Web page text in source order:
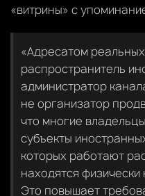
«витрины» с
«Адресатом
распространитель
администратор
не организатор
что многие
субъекты
которых работают
находятся
Это повышает